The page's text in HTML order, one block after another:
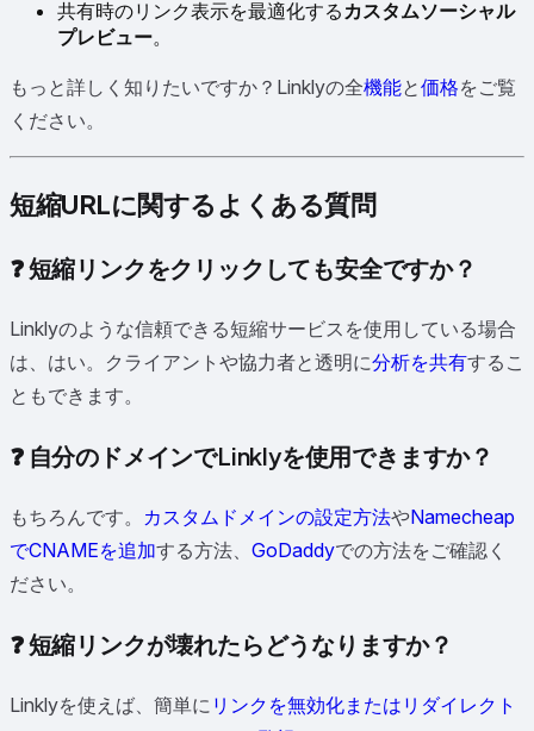
共有時のリンク表示を最適化するカスタムソーシャル
プレビュー。
もっと詳しく知りたいですか？Linklyの全機能と価格をご覧
ください。
短縮URLに関するよくある質問
❓ 短縮リンクをクリックしても安全ですか？
Linklyのような信頼できる短縮サービスを使用している場合
は、はい。クライアントや協力者と透明に分析を共有するこ
ともできます。
❓ 自分のドメインでLinklyを使用できますか？
もちろんです。 カスタムドメインの設定方法やNamecheap
でCNAMEを追加する方法、 GoDaddyでの方法をご確認く
ださい。
❓ 短縮リンクが壊れたらどうなりますか？
Linklyを使えば、簡単に リンクを無効化またはリダイレクト